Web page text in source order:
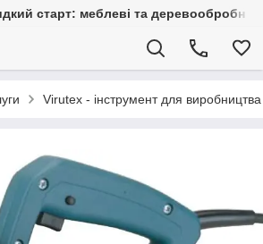
старт: меблеві та деревообробні
Virutex - інструмент для